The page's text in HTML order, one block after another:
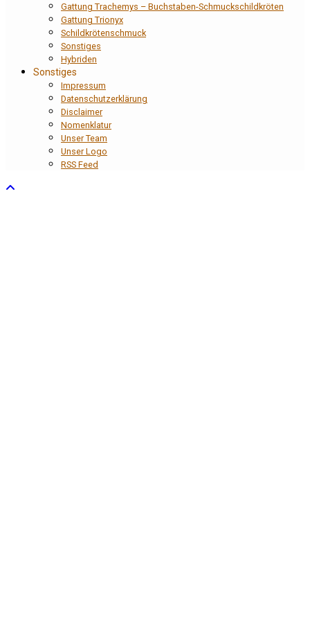
Gattung Trachemys – Buchstaben-Schmuckschildkröten
Gattung Trionyx
Schildkrötenschmuck
Sonstiges
Hybriden
Sonstiges
Impressum
Datenschutzerklärung
Disclaimer
Nomenklatur
Unser Team
Unser Logo
RSS Feed